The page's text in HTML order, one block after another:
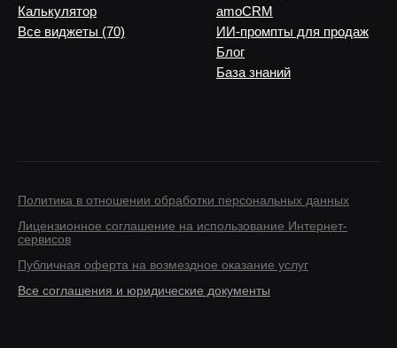
Калькулятор
Все виджеты (70)
amoCRM
ИИ-промпты для продаж
Блог
База знаний
Политика в отношении обработки персональных данных
Лицензионное соглашение на использование Интернет-
сервисов
Публичная оферта на возмездное оказание услуг
Все соглашения и юридические документы